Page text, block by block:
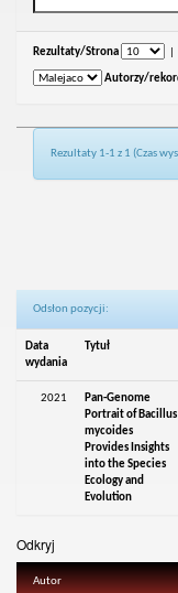
Rezultaty/Strona
Autorzy/
Rezultaty 1-1 z 1 (Czas
Odsłon pozycji:
Data
wydania
Tytuł
2021
Pan-Genome
Portrait of Bacillus
mycoides
Provides Insights
into the Species
Ecology and
Evolution
Odkryj
Autor